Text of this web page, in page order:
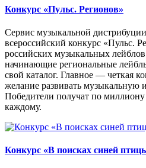
Конкурс «Пульс. Регионов»
Сервис музыкальной
всероссийский конкурс «Пульс.
российских музыкальных
начинающие региональные
свой каталог. Главное — четкая
желание развивать музыкальную
Победители получат по миллиону
каждому.
Конкурс «В поисках синей